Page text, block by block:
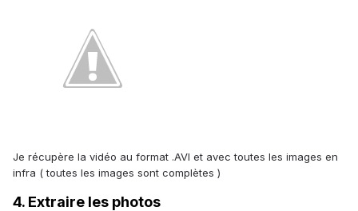
Je récupère la vidéo au format .AVI et avec toutes les images en
infra ( toutes les images sont complètes )
4. Extraire les photos